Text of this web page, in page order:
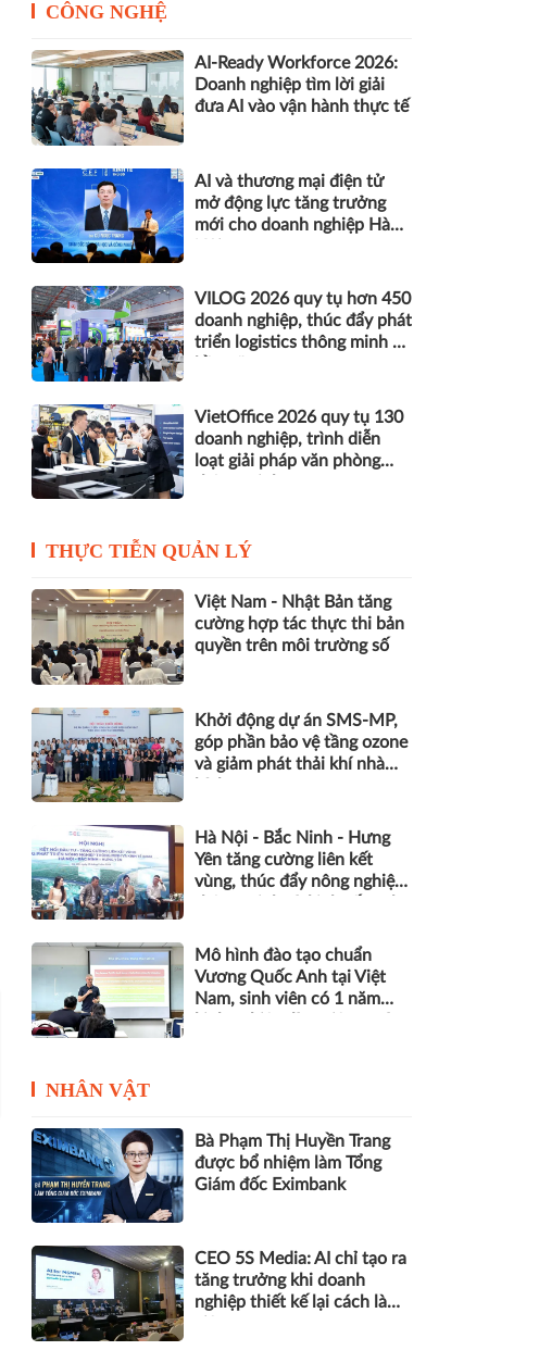
CÔNG NGHỆ
AI-Ready Workforce 2026:
Doanh nghiệp tìm lời giải
đưa AI vào vận hành thực tế
AI và thương mại điện tử
mở động lực tăng trưởng
mới cho doanh nghiệp Hà
VILOG 2026 quy tụ hơn 450
doanh nghiệp, thúc đẩy phát
triển logistics thông minh và
VietOffice 2026 quy tụ 130
doanh nghiệp, trình diễn
loạt giải pháp văn phòng
THỰC TIỄN QUẢN LÝ
Việt Nam - Nhật Bản tăng
cường hợp tác thực thi bản
quyền trên môi trường số
Khởi động dự án SMS-MP,
góp phần bảo vệ tầng ozone
và giảm phát thải khí nhà
Hà Nội - Bắc Ninh - Hưng
Yên tăng cường liên kết
vùng, thúc đẩy nông nghiệp
Mô hình đào tạo chuẩn
Vương Quốc Anh tại Việt
Nam, sinh viên có 1 năm
NHÂN VẬT
Bà Phạm Thị Huyền Trang
được bổ nhiệm làm Tổng
Giám đốc Eximbank
CEO 5S Media: AI chỉ tạo ra
tăng trưởng khi doanh
nghiệp thiết kế lại cách làm